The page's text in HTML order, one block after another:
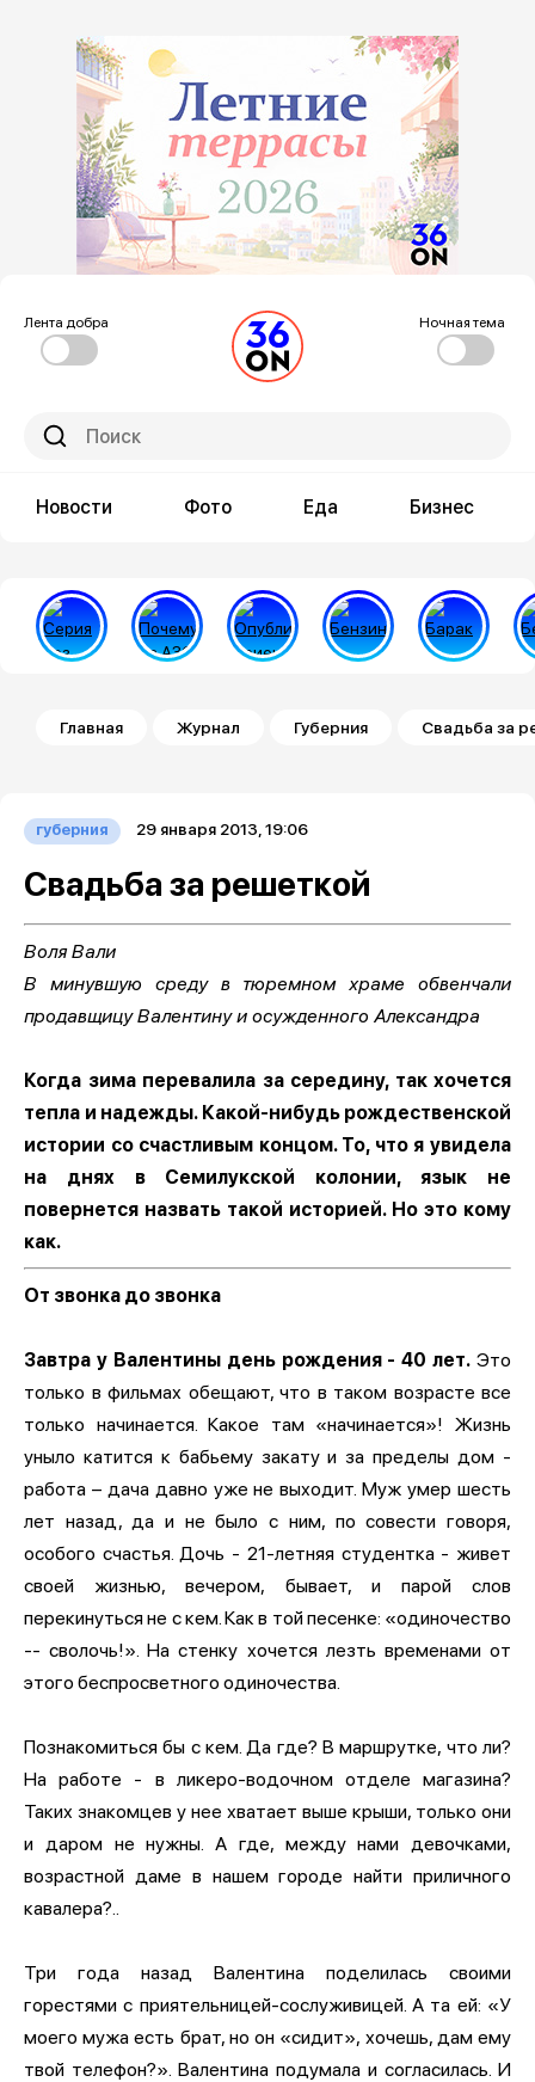
Лента добра Ночная тема
Новости Фото Еда Бизнес
Строка навигации
Главная Журнал Губерния Свадьба за
губерния 29 января 2013, 19:06
Свадьба за решеткой
Воля Вали
В минувшую среду в тюремном храме обвенчали
продавщицу Валентину и осужденного Александра
Когда зима перевалила за середину, так хочется
тепла и надежды. Какой-нибудь рождественской
истории со счастливым концом. То, что я увидела
на днях в Семилукской колонии, язык не
повернется назвать такой историей. Но это кому
как.
От звонка до звонка
Завтра у Валентины день рождения - 40 лет. Это
только в фильмах обещают, что в таком возрасте все
только начинается. Какое там «начинается»! Жизнь
уныло катится к бабьему закату и за пределы дом -
работа – дача давно уже не выходит. Муж умер шесть
лет назад, да и не было с ним, по совести говоря,
особого счастья. Дочь - 21-летняя студентка - живет
своей жизнью, вечером, бывает, и парой слов
перекинуться не с кем. Как в той песенке: «одиночество
-- сволочь!». На стенку хочется лезть временами от
этого беспросветного одиночества.
Познакомиться бы с кем. Да где? В маршрутке, что ли?
На работе - в ликеро-водочном отделе магазина?
Таких знакомцев у нее хватает выше крыши, только они
и даром не нужны. А где, между нами девочками,
возрастной даме в нашем городе найти приличного
кавалера?..
Три года назад Валентина поделилась своими
горестями с приятельницей-сослуживицей. А та ей: «У
моего мужа есть брат, но он «сидит», хочешь, дам ему
твой телефон?». Валентина подумала и согласилась. И